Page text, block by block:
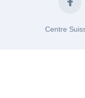
Centre